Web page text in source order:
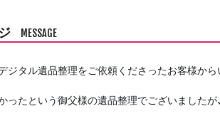
MESSAGE
ジタル遺品整理をご依頼くださったお客様から
たという御父様の遺品整理でございました